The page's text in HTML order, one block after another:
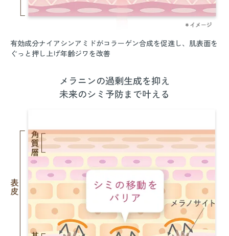
有効成分ナイアシンアミドがコラーゲン合成を促進し、肌表面を
ぐっと押し上げ年齢ジワを改善
メラニンの過剰生成を抑え
未来のシミ予防まで叶える